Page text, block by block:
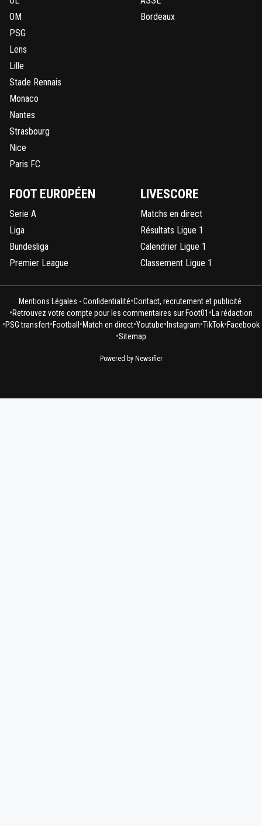
OM
PSG
Lens
Lille
Stade Rennais
Monaco
Nantes
Strasbourg
Nice
Paris FC
Bordeaux
FOOT EUROPÉEN
Serie A
Liga
Bundesliga
Premier League
LIVESCORE
Matchs en direct
Résultats Ligue 1
Calendrier Ligue 1
Classement Ligue 1
Mentions Légales - Confidentialité•Contact, recrutement et publicité
•Retrouvez votre compte pour les commentaires sur Foot01 • La rédaction
•PSG transfert•Football •Match en direct•Youtube• Instagram•TikTok•Facebook
•Sitemap
Powered by Newsifier